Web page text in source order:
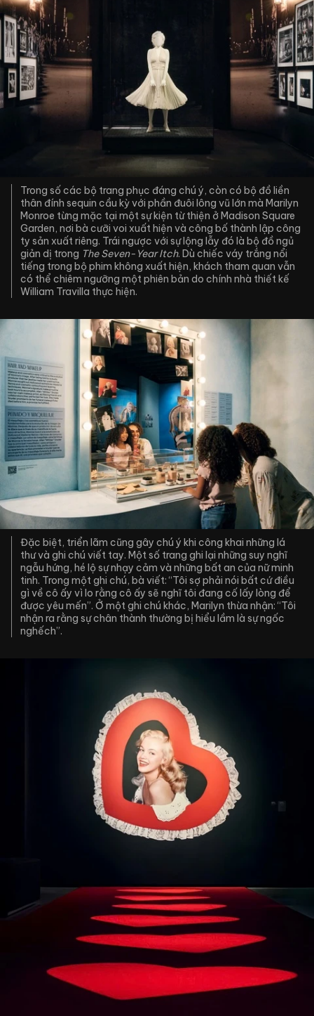
Trong số các bộ trang phục đáng chú ý, còn có bộ đồ liền
thân đính sequin cầu kỳ với phần đuôi lông vũ lớn mà Marilyn
Monroe từng mặc tại một sự kiện từ thiện ở Madison Square
Garden, nơi bà cưỡi voi xuất hiện và công bố thành lập công
ty sản xuất riêng. Trái ngược với sự lộng lẫy đó là bộ đồ ngủ
giản dị trong The Seven-Year Itch. Dù chiếc váy trắng nổi
tiếng trong bộ phim không xuất hiện, khách tham quan vẫn
có thể chiêm ngưỡng một phiên bản do chính nhà thiết kế
William Travilla thực hiện.
Đặc biệt, triển lãm cũng gây chú ý khi công khai những lá
thư và ghi chú viết tay. Một số trang ghi lại những suy nghĩ
ngẫu hứng, hé lộ sự nhạy cảm và những bất an của nữ minh
tinh. Trong một ghi chú, bà viết: “Tôi sợ phải nói bất cứ điều
gì về cô ấy vì lo rằng cô ấy sẽ nghĩ tôi đang cố lấy lòng để
được yêu mến”. Ở một ghi chú khác, Marilyn thừa nhận: “Tôi
nhận ra rằng sự chân thành thường bị hiểu lầm là sự ngốc
nghếch”.